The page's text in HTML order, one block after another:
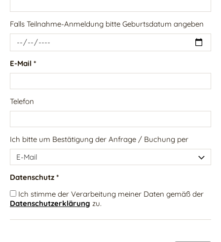
Falls Teilnahme-Anmeldung bitte Geburtsdatum angeben
E-Mail *
Telefon
Ich bitte um Bestätigung der Anfrage / Buchung per
Datenschutz *
Ich stimme der Verarbeitung meiner Daten gemäß der
Datenschutzerklärung zu.